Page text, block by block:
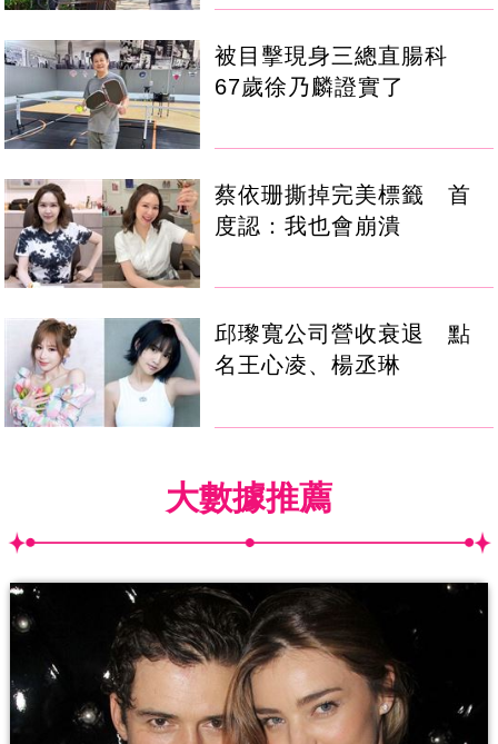
被目擊現身三總直腸科
67歲徐乃麟證實了
蔡依珊撕掉完美標籤 首
度認：我也會崩潰
邱瓈寬公司營收衰退 點
名王心凌、楊丞琳
大數據推薦